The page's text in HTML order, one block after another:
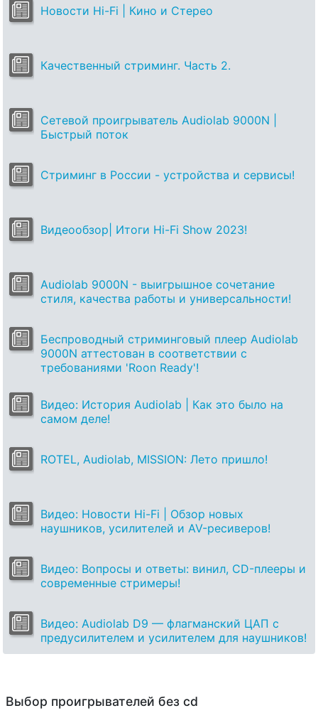
Новости Hi-Fi | Кино и Стерео
Качественный стриминг. Часть 2.
Сетевой проигрыватель Audiolab 9000N |
Быстрый поток
Стриминг в России - устройства и сервисы!
Видеообзор| Итоги Hi-Fi Show 2023!
Audiolab 9000N - выигрышное сочетание
стиля, качества работы и универсальности!
Беспроводный стриминговый плеер Audiolab
9000N аттестован в соответствии с
требованиями 'Roon Ready'!
Видео: История Audiolab | Как это было на
самом деле!
ROTEL, Audiolab, MISSION: Лето пришло!
Видео: Новости Hi-Fi | Обзор новых
наушников, усилителей и AV-ресиверов!
Видео: Вопросы и ответы: винил, CD-плееры и
современные стримеры!
Видео: Audiolab D9 — флагманский ЦАП с
предусилителем и усилителем для наушников!
Выбор проигрывателей без cd